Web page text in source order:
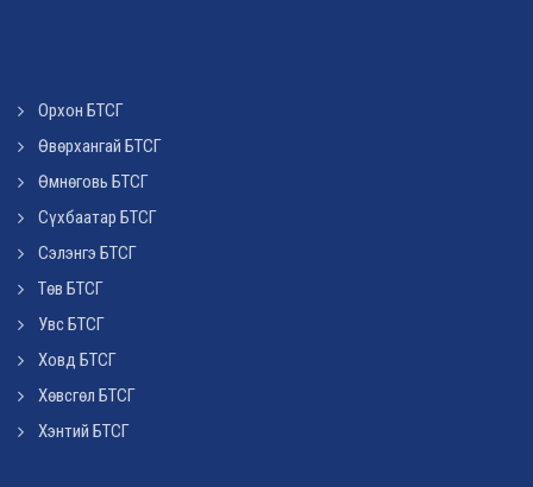
Орхон БТСГ
Өвөрхангай БТСГ
Өмнөговь БТСГ
Сүхбаатар БТСГ
Сэлэнгэ БТСГ
Төв БТСГ
Увс БТСГ
Ховд БТСГ
Хөвсгөл БТСГ
Хэнтий БТСГ